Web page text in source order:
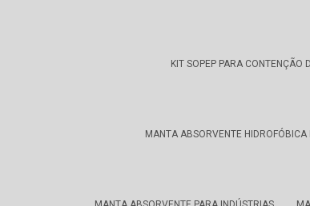
KIT SOPEP PARA CONTENÇÃO
MANTA ABSORVENTE